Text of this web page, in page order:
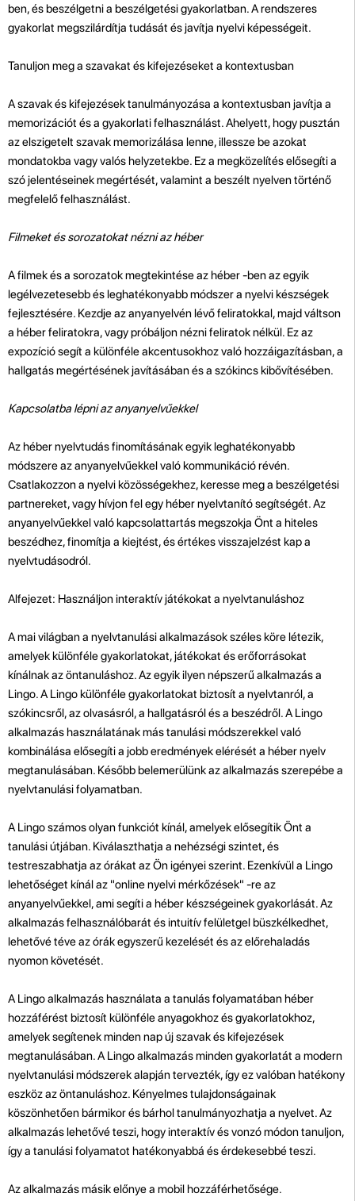
ben, és beszélgetni a beszélgetési gyakorlatban. A rendszeres
gyakorlat megszilárdítja tudását és javítja nyelvi képességeit.
Tanuljon meg a szavakat és kifejezéseket a kontextusban
A szavak és kifejezések tanulmányozása a kontextusban javítja a
memorizációt és a gyakorlati felhasználást. Ahelyett, hogy pusztán
az elszigetelt szavak memorizálása lenne, illessze be azokat
mondatokba vagy valós helyzetekbe. Ez a megközelítés elősegíti a
szó jelentéseinek megértését, valamint a beszélt nyelven történő
megfelelő felhasználást.
Filmeket és sorozatokat nézni az héber
A filmek és a sorozatok megtekintése az héber -ben az egyik
legélvezetesebb és leghatékonyabb módszer a nyelvi készségek
fejlesztésére. Kezdje az anyanyelvén lévő feliratokkal, majd váltson
a héber feliratokra, vagy próbáljon nézni feliratok nélkül. Ez az
expozíció segít a különféle akcentusokhoz való hozzáigazításban, a
hallgatás megértésének javításában és a szókincs kibővítésében.
Kapcsolatba lépni az anyanyelvűekkel
Az héber nyelvtudás finomításának egyik leghatékonyabb
módszere az anyanyelvűekkel való kommunikáció révén.
Csatlakozzon a nyelvi közösségekhez, keresse meg a beszélgetési
partnereket, vagy hívjon fel egy héber nyelvtanító segítségét. Az
anyanyelvűekkel való kapcsolattartás megszokja Önt a hiteles
beszédhez, finomítja a kiejtést, és értékes visszajelzést kap a
nyelvtudásodról.
Alfejezet: Használjon interaktív játékokat a nyelvtanuláshoz
A mai világban a nyelvtanulási alkalmazások széles köre létezik,
amelyek különféle gyakorlatokat, játékokat és erőforrásokat
kínálnak az öntanuláshoz. Az egyik ilyen népszerű alkalmazás a
Lingo. A Lingo különféle gyakorlatokat biztosít a nyelvtanról, a
szókincsről, az olvasásról, a hallgatásról és a beszédről. A Lingo
alkalmazás használatának más tanulási módszerekkel való
kombinálása elősegíti a jobb eredmények elérését a héber nyelv
megtanulásában. Később belemerülünk az alkalmazás szerepébe a
nyelvtanulási folyamatban.
A Lingo számos olyan funkciót kínál, amelyek elősegítik Önt a
tanulási útjában. Kiválaszthatja a nehézségi szintet, és
testreszabhatja az órákat az Ön igényei szerint. Ezenkívül a Lingo
lehetőséget kínál az "online nyelvi mérkőzések" -re az
anyanyelvűekkel, ami segíti a héber készségeinek gyakorlását. Az
alkalmazás felhasználóbarát és intuitív felületgel büszkélkedhet,
lehetővé téve az órák egyszerű kezelését és az előrehaladás
nyomon követését.
A Lingo alkalmazás használata a tanulás folyamatában héber
hozzáférést biztosít különféle anyagokhoz és gyakorlatokhoz,
amelyek segítenek minden nap új szavak és kifejezések
megtanulásában. A Lingo alkalmazás minden gyakorlatát a modern
nyelvtanulási módszerek alapján tervezték, így ez valóban hatékony
eszköz az öntanuláshoz. Kényelmes tulajdonságainak
köszönhetően bármikor és bárhol tanulmányozhatja a nyelvet. Az
alkalmazás lehetővé teszi, hogy interaktív és vonzó módon tanuljon,
így a tanulási folyamatot hatékonyabbá és érdekesebbé teszi.
Az alkalmazás másik előnye a mobil hozzáférhetősége.